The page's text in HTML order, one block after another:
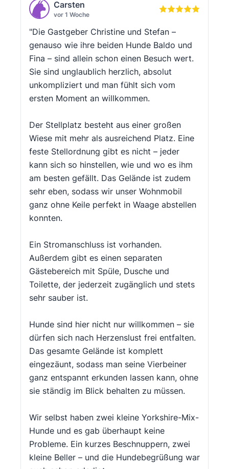
Carsten
vor 1 Woche
"Die Gastgeber Christine und Stefan –
genauso wie ihre beiden Hunde Baldo und
Fina – sind allein schon einen Besuch wert.
Sie sind unglaublich herzlich, absolut
unkompliziert und man fühlt sich vom
ersten Moment an willkommen.
Der Stellplatz besteht aus einer großen
Wiese mit mehr als ausreichend Platz. Eine
feste Stellordnung gibt es nicht – jeder
kann sich so hinstellen, wie und wo es ihm
am besten gefällt. Das Gelände ist zudem
sehr eben, sodass wir unser Wohnmobil
ganz ohne Keile perfekt in Waage abstellen
konnten.
Ein Stromanschluss ist vorhanden.
Außerdem gibt es einen separaten
Gästebereich mit Spüle, Dusche und
Toilette, der jederzeit zugänglich und stets
sehr sauber ist.
Hunde sind hier nicht nur willkommen – sie
dürfen sich nach Herzenslust frei entfalten.
Das gesamte Gelände ist komplett
eingezäunt, sodass man seine Vierbeiner
ganz entspannt erkunden lassen kann, ohne
sie ständig im Blick behalten zu müssen.
Wir selbst haben zwei kleine Yorkshire-Mix-
Hunde und es gab überhaupt keine
Probleme. Ein kurzes Beschnuppern, zwei
kleine Beller – und die Hundebegrüßung war